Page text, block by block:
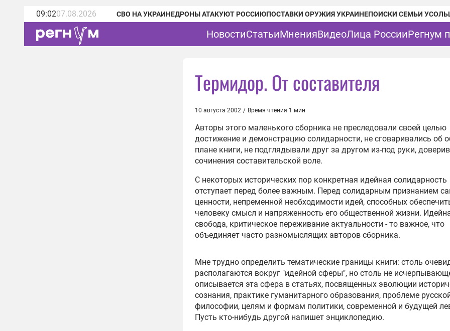
09:0207.08.2026 СВО НА УКРАИНЕДРОНЫ АТАКУЮТ РОССИЮПОСТАВКИ ОРУЖИЯ УКРАИНЕПОИСКИ СЕМЬИ
НовостиСтатьиМненияВидеоЛица РоссииРегнум
Термидор. От составителя
10 августа 2002 / Время чтения 1 мин
Авторы этого маленького сборника не преследовали своей целью
достижение и демонстрацию солидарности, не сговаривались об
плане книги, не подглядывали друг за другом из-под руки,
сочинения составительской воле.
С некоторых исторических пор конкретная идейная солидарность
отступает перед более важным. Перед солидарным признанием
ценности, непременной необходимости идей, способных
человеку смысл и напряженность его общественной жизни.
свобода, критическое переживание актуальности - то важное, что
объединяет часто разномыслящих авторов сборника.
Мне трудно определить тематические границы книги: столь
располагаются вокруг "идейной сферы", но столь не
описывается эта сфера в статьях, посвященных эволюции
сознания, практике гуманитарного образования, проблеме
философии, целям и формам политики, современной и будущей
Пусть кто-нибудь другой напишет энциклопедию.